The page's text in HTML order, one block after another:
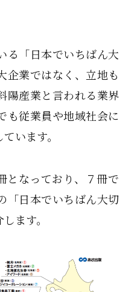
る「日本でいちばん大
企業ではなく、立地も
陽産業と言われる業界
も従業員や地域社会に
います。
となっており、７冊で
「日本でいちばん大切
ます。